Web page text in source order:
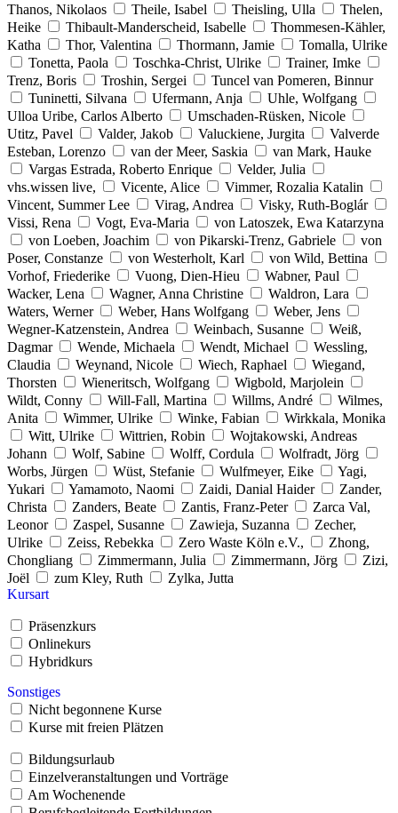
Thanos, Nikolaos
Theile, Isabel Theisling, Ulla
Thelen,
Heike
Thibault-Manderscheid, Isabelle
Thommesen-Kähler,
Katha
Thor, Valentina Thormann, Jamie
Tomalla, Ulrike
Tonetta, Paola
Toschka-Christ, Ulrike
Trainer, Imke
Trenz, Boris
Troshin, Sergei
Tuncel van Pomeren, Binnur
Tuninetti, Silvana
Ufermann, Anja
Uhle, Wolfgang
Ulloa Uribe, Carlos Alberto
Umschaden-Rüsken, Nicole
Utitz, Pavel
Valder, Jakob Valuckiene, Jurgita
Valverde
Esteban, Lorenzo
van der Meer, Saskia
van Mark, Hauke
Vargas Estrada, Roberto Enrique
Velder, Julia
vhs.wissen live,
Vicente, Alice
Vimmer, Rozalia Katalin
Vincent, Summer Lee
Virag, Andrea
Visky, Ruth-Boglár
Vissi, Rena
Vogt, Eva-Maria
von Latoszek, Ewa Katarzyna
von Loeben, Joachim
von Pikarski-Trenz, Gabriele
von
Poser, Constanze
von Westerholt, Karl
von Wild, Bettina
Vorhof, Friederike
Vuong, Dien-Hieu
Wabner, Paul
Wacker, Lena
Wagner, Anna Christine
Waldron, Lara
Waters, Werner
Weber, Hans Wolfgang
Weber, Jens
Wegner-Katzenstein, Andrea
Weinbach, Susanne
Weiß,
Dagmar
Wende, Michaela Wendt, Michael
Wessling,
Claudia
Weynand, Nicole Wiech, Raphael
Wiegand,
Thorsten
Wieneritsch, Wolfgang
Wigbold, Marjolein
Wildt, Conny
Will-Fall, Martina Willms, André
Wilmes,
Anita
Wimmer, Ulrike Winke, Fabian
Wirkkala, Monika
Witt, Ulrike
Wittrien, Robin
Wojtakowski, Andreas
Johann
Wolf, Sabine Wolff, Cordula
Wolfradt, Jörg
Worbs, Jürgen
Wüst, Stefanie Wulfmeyer, Eike
Yagi,
Yukari
Yamamoto, Naomi Zaidi, Danial Haider
Zander,
Christa
Zanders, Beate Zantis, Franz-Peter
Zarca Val,
Leonor
Zaspel, Susanne Zawieja, Suzanna
Zecher,
Ulrike
Zeiss, Rebekka Zero Waste Köln e.V.,
Zhong,
Chongliang
Zimmermann, Julia Zimmermann, Jörg
Zizi,
Joël
zum Kley, Ruth
Zylka, Jutta
Kursart
Präsenzkurs
Onlinekurs
Hybridkurs
Sonstiges
Nicht begonnene Kurse
Kurse mit freien Plätzen
Bildungsurlaub
Einzelveranstaltungen und Vorträge
Am Wochenende